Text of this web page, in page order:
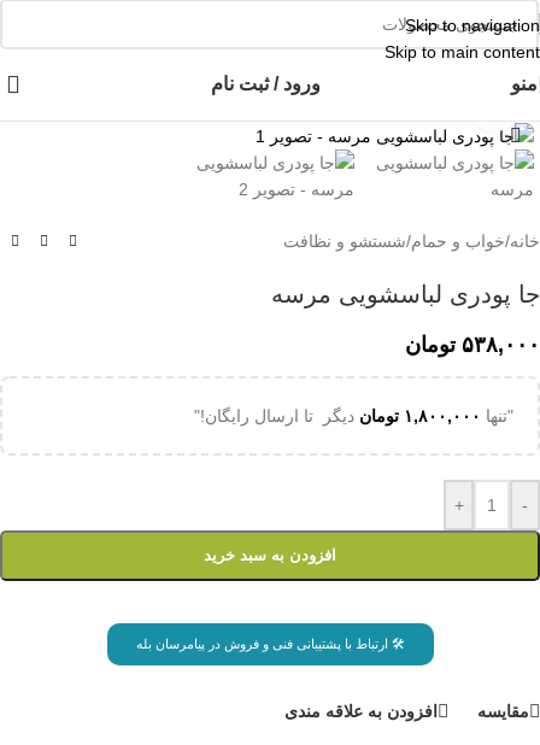
Skip to navigation
Skip to main content
منو ورود / ثبت نام
خانه/خواب و حمام/شستشو و نظافت
جا پودری لباسشویی مرسه
۵۳۸,۰۰۰ تومان
"تنها ۱,۸۰۰,۰۰۰ تومان دیگر تا ارسال رایگان!"
-
+
افزودن به سبد خرید
🛠 ارتباط با پشتیبانی فنی و فروش در پیامرسان بله
مقايسه افزودن به علاقه مندی